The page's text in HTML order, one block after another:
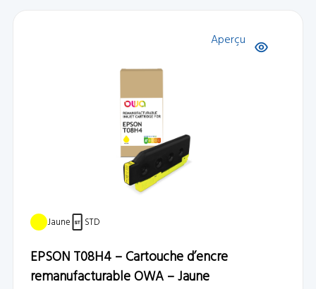
Aperçu
Jaune STD
EPSON T08H4 – Cartouche d’encre
remanufacturable OWA – Jaune